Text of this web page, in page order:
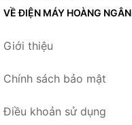
VỀ ĐIỆN MÁY HOÀNG NGÂN
Giới thiệu
Chính sách bảo mật
Điều khoản sử dụng